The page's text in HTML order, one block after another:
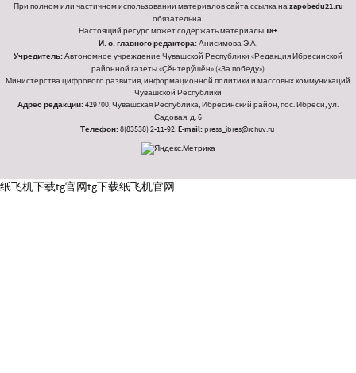
При полном или частичном использовании материалов сайта ссылка наzapobedu21.ru
обязательна.
Настоящий ресурс может содержать материалы18+
И. о. главного редактора:Анисимова Э.А.
Учредитель:Автономное учреждение Чувашской Республики «Редакция Ибресинской
районной газеты «Ҫӗнтерӳшӗн» («За победу»)
Министерства цифрового развития, информационной политики и массовых коммуникаций
Чувашской Республики
Адрес редакции:429700, Чувашская Республика, Ибресинский район, пос. Ибреси, ул.
Садовая, д. 6
Телефон:8(83538) 2-11-92,E-mail:press_ibres@rchuv.ru
纸飞机下载tg官网tg下载纸飞机官网